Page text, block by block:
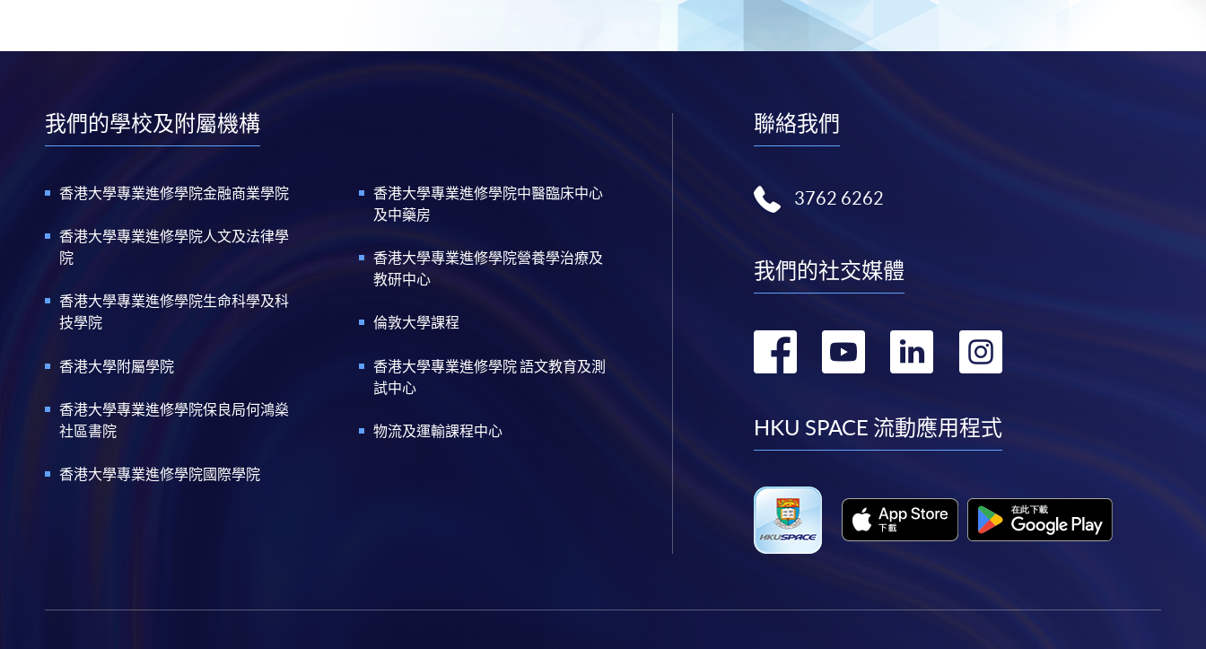
我們的學校及附屬機構
香港大學專業進修學院金融商業學院
香港大學專業進修學院人文及法律學
院
香港大學專業進修學院生命科學及科
技學院
香港大學附屬學院
香港大學專業進修學院保良局何鴻燊
社區書院
香港大學專業進修學院國際學院
香港大學專業進修學院中醫臨床中心
及中藥房
香港大學專業進修學院營養學治療及
教研中心
倫敦大學課程
香港大學專業進修學院 語文教育及測
試中心
物流及運輸課程中心
聯絡我們
3762 6262
我們的社交媒體
轉
facebook
轉
youtube
轉
linkedin
轉
instagram
HKU SPACE 流動應用程式